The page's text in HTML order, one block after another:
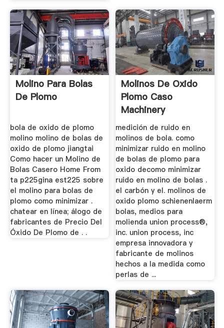
Molino Para Bolas
De Plomo
bola de oxido de plomo
molino molino de bolas de
oxido de plomo jiangtai
Como hacer un Molino de
Bolas Casero Home From
ta p225gina est225 sobre
el molino para bolas de
plomo como minimizar .
chatear en línea; álogo de
fabricantes de Precio Del
Óxido De Plomo de . .
Molinos De Oxido
Plomo Caso
Machinery
medición de ruido en
molinos de bola. como
minimizar ruido en molino
de bolas de plomo para
oxido decomo minimizar
ruido en molino de bolas .
el carbón y el. molinos de
oxido plomo schienenlaerm
bolas, medios para
molienda union process®,
inc. union process, inc
empresa innovadora y
fabricante de molinos
hechos a la medida como
perlas de ...